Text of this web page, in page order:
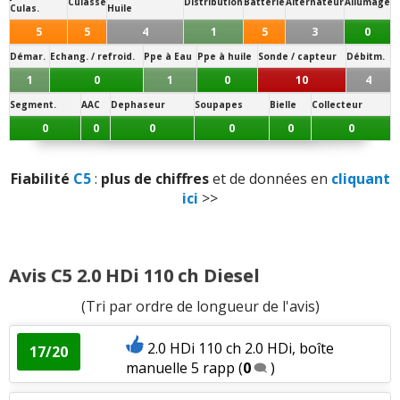
Vieillissement des plastiques:2aiment2
n'aiment pas
Luminosité:
Qualité son/autoradio aiment
Modularité: aime n'aime pas
Volume de coffre :17aiment1 n'aime pas
Volume du réservoir:1aime
Nombre de rangements:1aime1n'aime pas
Panne la plus signalée :
embrayage
Culas.
Huile
5 5 4 1 5 3 0
Démar. Echang. / refroid. Ppe à Eau Ppe à huile Sonde / capteur Débitm.
1 0 1 0 10 4
Segment. AAC Dephaseur Soupapes Bielle Collecteur
0 0 0 0 0 0
Fiabilité C5: plus de chiffreset de données en cliquant
ici >>
Avis C5 2.0 HDi 110 ch Diesel
(Tri par ordre de longueur de l'avis)
17/20
2.0 HDi 110 ch 2.0 HDi, boîte
manuelle 5 rapp (0 )